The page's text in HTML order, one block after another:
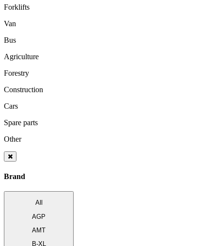
Forklifts
Van
Bus
Agriculture
Forestry
Construction
Cars
Spare parts
Other
Brand
All
AGP
AMT
B-XL